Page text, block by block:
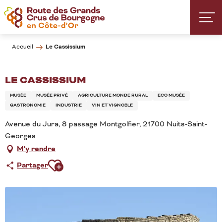
Aller
au
contenu
Accueil Le Cassissium
LE CASSISSIUM
MUSÉE MUSÉE PRIVÉ AGRICULTURE MONDE RURAL
ECO MUSÉE
GASTRONOMIE
INDUSTRIE VIN ET VIGNOBLE
Avenue du Jura, 8 passage Montgolfier, 21700 Nuits-Saint-
Georges
M'y rendre
PartagerAjouter aux favoris